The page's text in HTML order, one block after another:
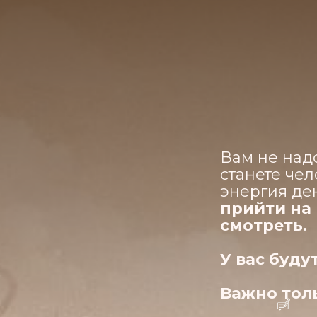
Вам не
станете
энергия
прийти на
смотреть.
У вас
Важно